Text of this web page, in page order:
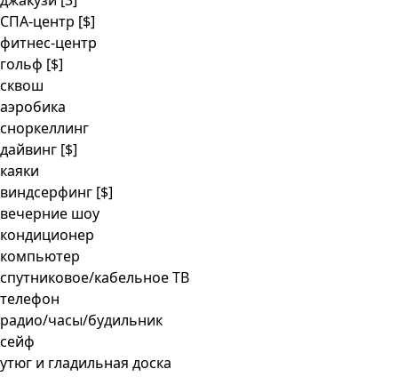
СПА-центр [$]
фитнес-центр
гольф [$]
сквош
аэробика
сноркеллинг
дайвинг [$]
каяки
виндсерфинг [$]
вечерние шоу
кондиционер
компьютер
спутниковое/кабельное ТВ
телефон
радио/часы/будильник
сейф
утюг и гладильная доска